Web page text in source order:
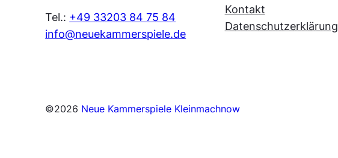
Tel.: +49 33203 84 75 84
info@neuekammerspiele.de
Kontakt
Datenschutzerklärung
©2026 Neue Kammerspiele Kleinmachnow